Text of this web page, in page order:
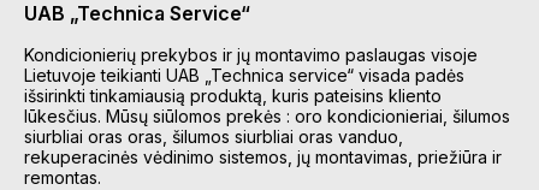
UAB „Technica Service“
Kondicionierių prekybos ir jų montavimo paslaugas visoje
Lietuvoje teikianti UAB „Technica service“ visada padės
išsirinkti tinkamiausią produktą, kuris pateisins kliento
lūkesčius. Mūsų siūlomos prekės : oro kondicionieriai, šilumos
siurbliai oras oras, šilumos siurbliai oras vanduo,
rekuperacinės vėdinimo sistemos, jų montavimas, priežiūra ir
remontas.